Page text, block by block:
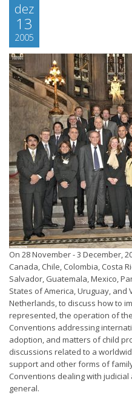
dez
13
2005
On 28 November - 3 December,
Canada, Chile, Colombia, Costa
Salvador, Guatemala, Mexico,
States of America, Uruguay, and
Netherlands, to discuss how to
represented, the operation of
Conventions addressing
adoption, and matters of child
discussions related to a
support and other forms of
Conventions dealing with
general.